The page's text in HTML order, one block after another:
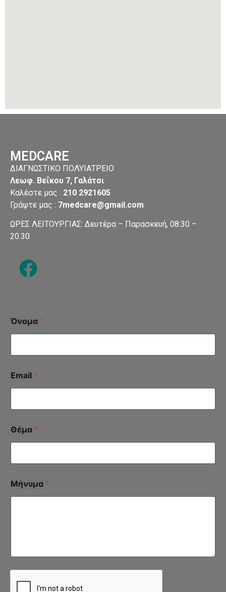
MEDCARE
ΔΙΑΓΝΩΣΤΙΚΟ ΠΟΛΥΙΑΤΡΕΙΟ
Λεωφ. Βεΐκου 7, Γαλάτσι
Καλέστε μας : 210 2921605
Γράψτε μας : 7medcare@gmail.com
ΩΡΕΣ ΛΕΙΤΟΥΡΓΙΑΣ: Δευτέρα – Παρασκευή, 08:30 –
20.30
Όνομα *
Email *
Θέμα *
Μήνυμα *